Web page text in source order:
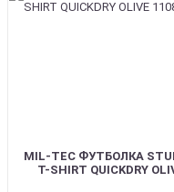
MIL-TEC ФУТБОЛКА
T-SHIRT QUICKDRY